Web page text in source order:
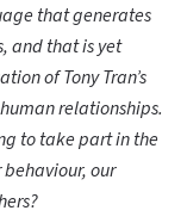
that generates
and that is yet
of Tony Tran’s
relationships.
to take part in the
behaviour, our